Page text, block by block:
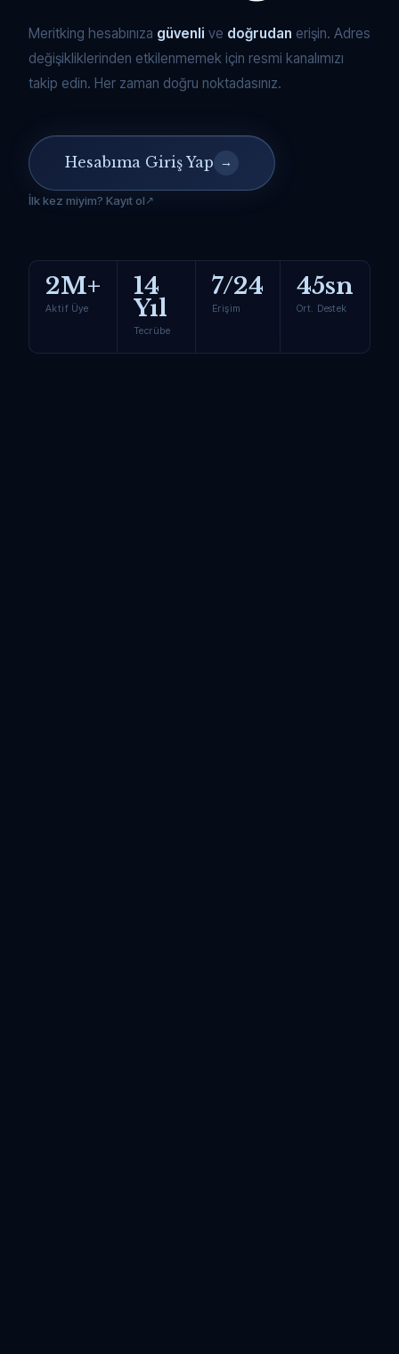
Meritking hesabınıza güvenli ve doğrudan erişin. Adres
değişikliklerinden etkilenmemek için resmi kanalımızı
takip edin. Her zaman doğru noktadasınız.
Hesabıma Giriş Yap →
İlk kez miyim? Kayıt ol
2M+
Aktif Üye
14
Yıl
Tecrübe
7/24
Erişim
45sn
Ort. Destek